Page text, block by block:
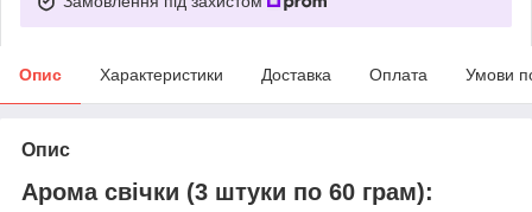
Опис Характеристики Доставка Оплата Умови
Опис
Арома свічки (3 штуки по 60 грам):